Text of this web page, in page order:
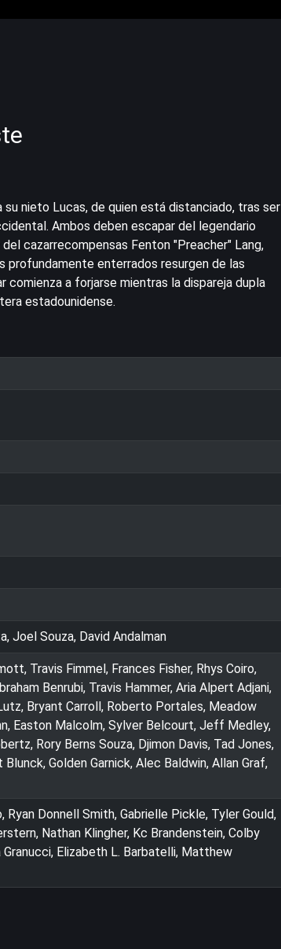
su nieto Lucas, de quien está distanciado, tras ser
Ambos deben escapar del legendario
cazarrecompensas Fenton "Preacher" Lang,
profundamente enterrados resurgen de las
comienza a forjarse mientras la dispareja dupla
estadounidense.
Joel Souza, David Andalman
Travis Fimmel, Frances Fisher, Rhys Coiro,
Benrubi, Travis Hammer, Aria Alpert Adjani,
Bryant Carroll, Roberto Portales, Meadow
Easton Malcolm, Sylver Belcourt, Jeff Medley,
Rory Berns Souza, Djimon Davis, Tad Jones,
Golden Garnick, Alec Baldwin, Allan Graf,
Donnell Smith, Gabrielle Pickle, Tyler Gould,
Nathan Klingher, Kc Brandenstein, Colby
Granucci, Elizabeth L. Barbatelli, Matthew